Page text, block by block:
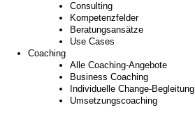
Consulting
Kompetenzfelder
Beratungsansätze
Use Cases
Coaching
Alle Coaching-Angebote
Business Coaching
Individuelle Change-Begleitung
Umsetzungscoaching